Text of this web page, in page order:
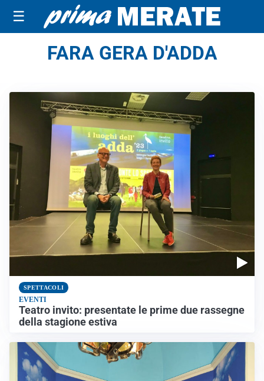
☰
FARA GERA D'ADDA
SPETTACOLI
EVENTI
Teatro invito: presentate le prime due rassegne
della stagione estiva